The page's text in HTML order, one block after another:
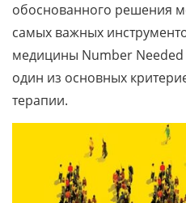
обоснованного решения
самых важных
медицины Number Needed
один из основных
терапии.